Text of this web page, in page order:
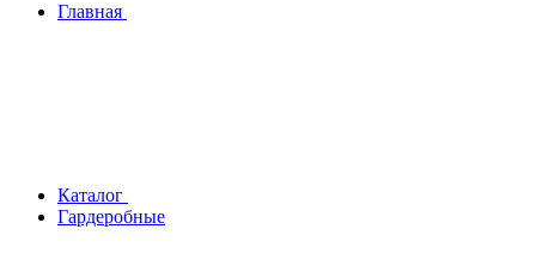
Главная
Каталог
Гардеробные